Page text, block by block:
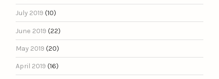
July 2019 (10)
June 2019 (22)
May 2019 (20)
April 2019 (16)